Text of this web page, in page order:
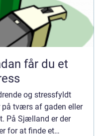
og stressfyldt
på tværs af gaden eller
På Sjælland er der
for at finde et